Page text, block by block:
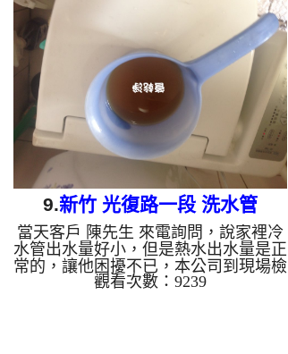
洗水管 ，髒水持續從水龍頭噴出，而
且都有小碎石，如下圖及影片，客戶
鍾先生 說原來水管裡面這麼髒， 水管
清洗 約兩個小時後，熱水管出水已正
常，鍾先生 高興能正常洗澡了。 清洗
水管, 水管清洗, 洗水管, 熱水管堵塞,
熱水忽冷忽熱 ...
9.新竹 光復路一段 洗水管
當天客戶 陳先生 來電詢問，說家裡冷
水管出水量好小，但是熱水出水量是正
常的，讓他困擾不已，本公司到現場檢
查，發現管路內已經有不少結晶，讓水
觀看次數：9239